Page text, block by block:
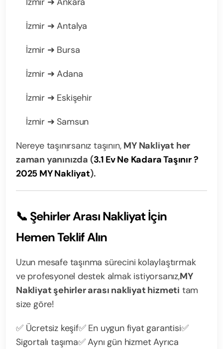
İzmir ➜ Antalya
İzmir ➜ Bursa
İzmir ➜ Adana
İzmir ➜ Eskişehir
İzmir ➜ Samsun
Nereye taşınırsanız taşının, MY Nakliyat her
zaman yanınızda (3.1 Ev Ne Kadara Taşınır ?
2025 MY Nakliyat).
📞 Şehirler Arası Nakliyat İçin
Hemen Teklif Alın
Uzun mesafe taşınma sürecini kolaylaştırmak
ve profesyonel destek almak istiyorsanız,MY
Nakliyat şehirler arası nakliyat hizmeti tam
size göre!
✅ Ücretsiz keşif✅ En uygun fiyat garantisi✅
Sigortalı taşıma✅ Aynı gün hizmet Ayrıca